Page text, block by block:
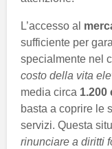
L’accesso al
sufficiente per
specialmente nel
costo della vita
media circa 1.200
basta a coprire le
servizi. Questa
rinunciare a diritti